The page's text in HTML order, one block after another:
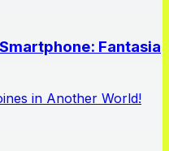
Fantasia
in Another World!